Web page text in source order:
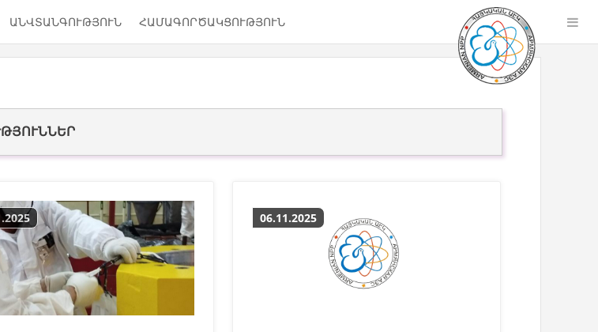
ԱՆՎՏԱՆԳՈՒԹՅՈՒՆ ՀԱՄԱԳՈՐԾԱԿՑՈՒԹՅՈՒՆ
06.11.2025